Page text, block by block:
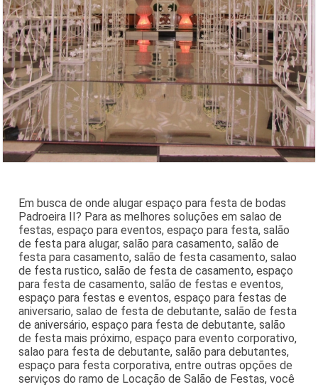
Em busca de onde alugar espaço para festa de bodas
Padroeira II? Para as melhores soluções em salao de
festas, espaço para eventos, espaço para festa, salão
de festa para alugar, salão para casamento, salão de
festa para casamento, salão de festa casamento, salao
de festa rustico, salão de festa de casamento, espaço
para festa de casamento, salão de festas e eventos,
espaço para festas e eventos, espaço para festas de
aniversario, salao de festa de debutante, salão de festa
de aniversário, espaço para festa de debutante, salão
de festa mais próximo, espaço para evento corporativo,
salao para festa de debutante, salão para debutantes,
espaço para festa corporativa, entre outras opções de
serviços do ramo de Locação de Salão de Festas, você